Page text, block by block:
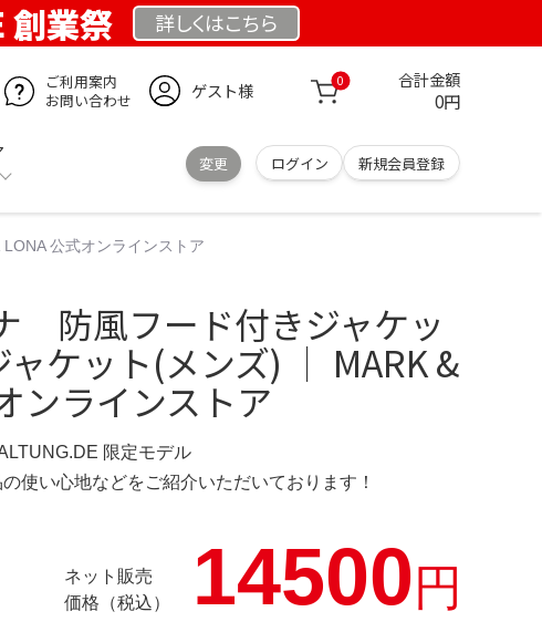
創業祭 詳しくはこちら
ご利用案内
お問い合わせ
ゲスト様 0 合計金額
0円
変更 ログイン 新規会員登録
公式オンラインストア
防風フード付きジャケッ
ャケット(メンズ) │ MARK &
ンラインストア
限定モデル
使い心地などをご紹介いただいております！
ネット販売
価格（税込）
14500円